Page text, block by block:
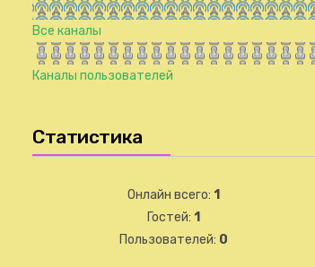
Все каналы
Каналы пользователей
Статистика
Онлайн всего: 1
Гостей: 1
Пользователей: 0